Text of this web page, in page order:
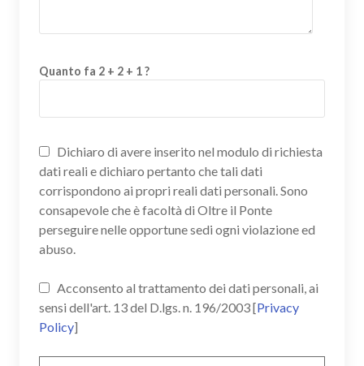
Quanto fa 2 + 2 + 1 ?
Dichiaro di avere inserito nel modulo di richiesta
dati reali e dichiaro pertanto che tali dati
corrispondono ai propri reali dati personali. Sono
consapevole che è facoltà di Oltre il Ponte
perseguire nelle opportune sedi ogni violazione ed
abuso.
Acconsento al trattamento dei dati personali, ai
sensi dell'art. 13 del D.lgs. n. 196/2003 [Privacy
Policy]